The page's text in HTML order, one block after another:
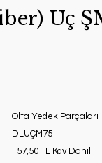
Uç
Olta Yedek Parçaları
DLUÇM75
157,50 TL Kdv Dahil